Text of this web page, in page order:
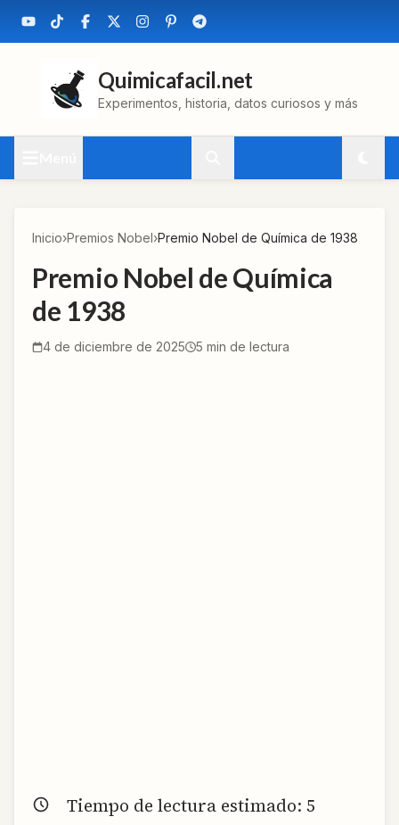
Quimicafacil.net
Experimentos, historia, datos curiosos y más
Inicio›Premios Nobel›Premio Nobel de Química de 1938
Premio Nobel de Química
de 1938
4 de diciembre de 2025 5 min de lectura
Tiempo de lectura estimado: 5